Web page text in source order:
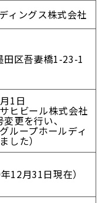
ィングス株式会社
区吾妻橋1-23-1
1日
ヒビール株式会社
更を行い、
ループホールディ
した）
12月31日現在）